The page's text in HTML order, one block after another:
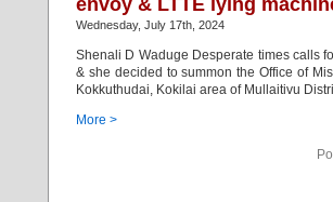
envoy & LTTE lying
Wednesday, July 17th, 2024
Shenali D Waduge Desperate times calls
& she decided to summon the Office of
Kokkuthudai, Kokilai area of Mullaitivu
More >